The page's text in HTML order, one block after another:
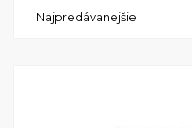
papiera až 250 listov a
Najpredávanejšie